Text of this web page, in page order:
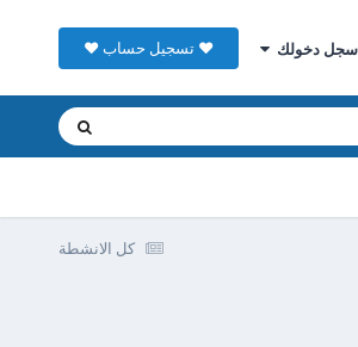
سجل دخولك ♥ تسجيل حساب ♥
كل الانشطة